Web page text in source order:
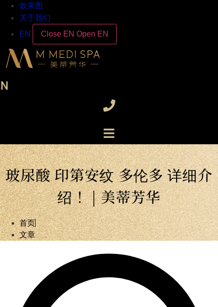
效果图
关于我们
EN
Close EN Open EN
玻尿酸 印第安纹 多伦多 详细介
绍！ | 美蒂芳华
首页
文章